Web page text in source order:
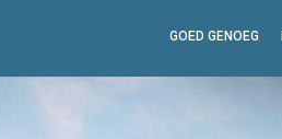
GOED GENOEG